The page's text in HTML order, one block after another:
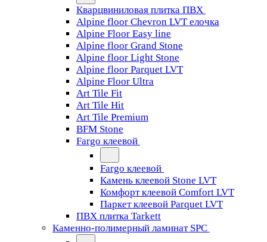
Кварцвиниловая плитка ПВХ
Alpine floor Chevron LVT елочка
Alpine Floor Easy line
Alpine floor Grand Stone
Alpine floor Light Stone
Alpine floor Parquet LVT
Alpine Floor Ultra
Art Tile Fit
Art Tile Hit
Art Tile Premium
BFM Stone
Fargo клеевой
Fargo клеевой
Камень клеевой Stone LVT
Комфорт клеевой Comfort LVT
Паркет клеевой Parquet LVT
ПВХ плитка Tarkett
Каменно-полимерный ламинат SPC